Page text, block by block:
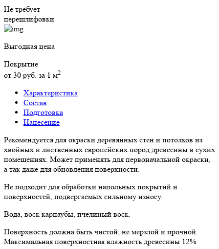
Не требует
перешлифовки
Выгодная цена
Покрытие
от 30 руб. за 1 м2
Характеристика
Состав
Подготовка
Нанесение
Рекомендуется для окраски деревянных стен и потолков из
хвойных и лиственных европейских пород древесины в сухих
помещениях. Может применять для первоначальной окраски,
а так даже для обновления поверхности.
Не подходит для обработки напольных покрытий и
поверхностей, подвергаемых сильному износу.
Вода, воск карнаубы, пчелиный воск.
Поверхность должна быть чистой, не мерзлой и прочной.
Максимальная поверхностная влажность древесины 12%